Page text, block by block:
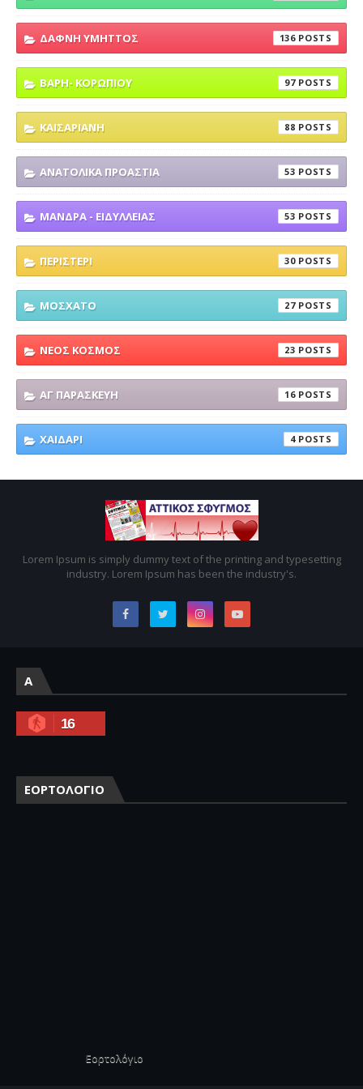
ΔΑΦΝΗ ΥΜΗΤΤΟΣ 136
ΒΑΡΗ- ΚΟΡΩΠΙΟΥ 97
ΚΑΙΣΑΡΙΑΝΗ 88
ΑΝΑΤΟΛΙΚΑ ΠΡΟΑΣΤΙΑ 53
ΜΑΝΔΡΑ - ΕΙΔΥΛΛΕΙΑΣ 53
ΠΕΡΙΣΤΕΡΙ 30
ΜΟΣΧΑΤΟ 27
ΝΕΟΣ ΚΟΣΜΟΣ 23
ΑΓ ΠΑΡΑΣΚΕΥΗ 16
ΧΑΙΔΑΡΙ 4
Lorem Ipsum is simply dummy text of the printing and typesetting
industry. Lorem Ipsum has been the industry's.
A
16
ΕΟΡΤΟΛΟΓΙΟ
Εορτολόγιο